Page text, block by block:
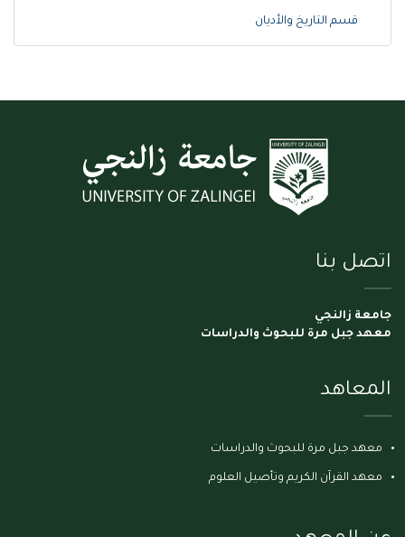
قسم التاريخ والأديان
اتصل بنا
جامعة زالنجي
معهد جبل مرة للبحوث والدراسات
المعاهد
معهد جبل مرة للبحوث والدراسات
معهد القرآن الكريم وتأصيل العلوم